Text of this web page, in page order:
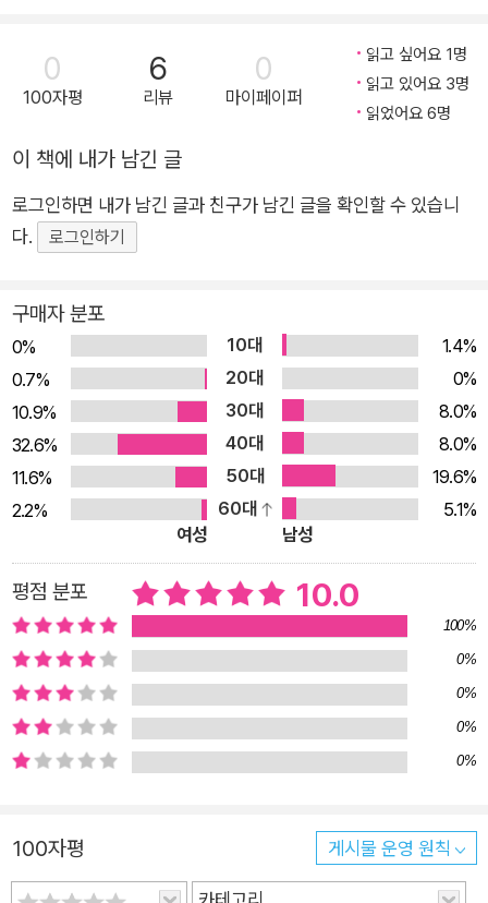
썩하게 만든 적이 있다. 바로 러시아-우크라이나 전쟁에 등장한
‘키이우의 유령’ 이야기다. 우크라이나의 수도 키이우 상공에 러
군의 MiG-29 전투기 한 대가 뛰어난 조종 실력으로 러시아 공군
의 첨단 전투기 사이를 묘기 부리듯 움직이며 싸움을 벌인다. 너
무나 불리한 상황에서 그 전투기 한 대가 러시아 전투기 여섯 대
를 격추했다는 놀라운 기록이 언급되기 시작하고, 누구인지 알 수
다. 키이우의 유령이 누구인지 정확하게 밝혀진 바는 없지만, 그
이야기는 우크라이나 국민과 전 세계 사람들에게 우크라이나가
쉽게 무너지지 않는다는 생각을 심어 주는 데 군사력이나 경제력
못지않게 큰 몫을 했다. 이렇듯 야구장 간식을 고르며 가볍게 시
작한 이야기는 스칸듐이라는 낯선 원소 이름을 불러내고, 여러 가
지 금속을 섞어 만드는 합금이라는 재료에 관해 알려 주며, 러시
아-우크라이나 전쟁을 이야기하다가 주기율표의 발전사를 논하
는 데까지 이어진다. 책장을 넘길 때마다 원소에 관련된 이야기가
꼬리에 꼬리를 물고 자연스럽게 이어지는데, 그 속에는 과학 지식
뿐 아니라 역사, 시사, 경제, 대중문화와 우리네 인생살이까지 세
상만사 온갖 이야기가 다 녹아 있다. 바로 이것이 과학 지식으로
무장한 이야기꾼 곽재식 작가만의 스타일이다. 없던 호기심도 생
기게 만들고, 생긴 호기심은 쉽고 재밌게 풀어 주는 곽재식 작가
의 특기가 이 책 《출출할 땐, 주기율표》에 유감없이 발휘되었다.
스칸듐, 바나듐, 스트론튬, 이트륨, 지르코늄 등 평소에 이름을 들
가깝게 느낄 수 있도록, 저자는 모든 원소를 우리가 먹는 음식과
관계 지어 이야기를 풀어 간다. 그래서일까, 책을 읽다 보면 마치
스무 가지 원소와 갖은 재료로 맛깔나게 차린 큰상을 대접받은 기
0
100자평
6
리뷰
0
마이페이퍼
읽고 싶어요 1명
읽고 있어요 3명
읽었어요 6명
이 책에 내가 남긴 글
로그인하면 내가 남긴 글과 친구가 남긴 글을 확인할 수 있습니
다.
로그인하기
구매자 분포
0% 10대
1.4%
0.7%
20대
0%
10.9%
30대
8.0%
32.6%
40대
8.0%
11.6%
50대
19.6%
2.2%
60대
5.1%
여성
남성
평점 분포 10.0
100%
0%
0%
0%
0%
100자평 게시물 운영 원칙